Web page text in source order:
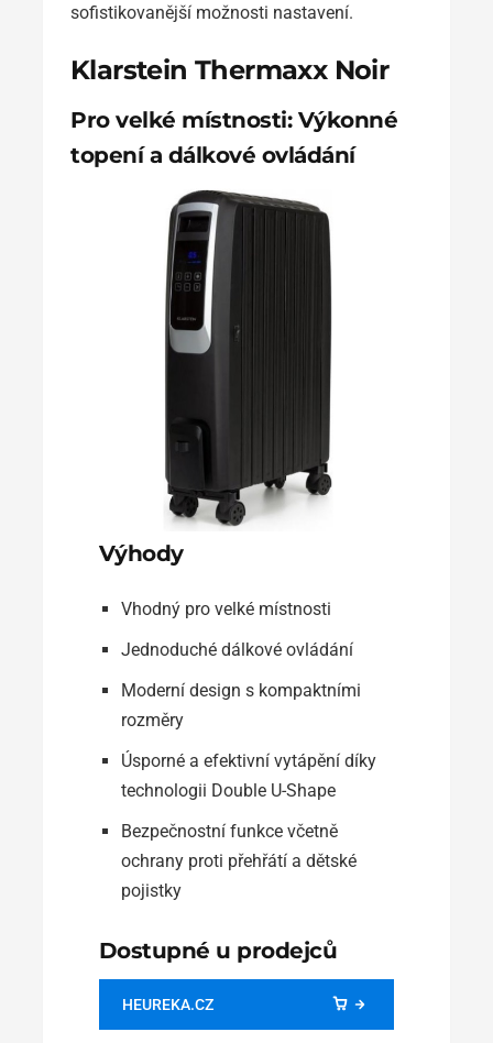
sofistikovanější možnosti nastavení.
Klarstein Thermaxx Noir
Pro velké místnosti: Výkonné
topení a dálkové ovládání
Výhody
Vhodný pro velké místnosti
Jednoduché dálkové ovládání
Moderní design s kompaktními
rozměry
Úsporné a efektivní vytápění díky
technologii Double U-Shape
Bezpečnostní funkce včetně
ochrany proti přehřátí a dětské
pojistky
Dostupné u prodejců
HEUREKA.CZ